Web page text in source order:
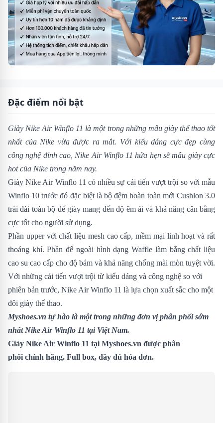
Đặc điểm nổi bật
Giày Nike Air Winflo 11 là một trong những mẫu giày thể thao tốt
nhất của Nike vừa được ra mắt. Với kiểu dáng cực đẹp cùng
công nghệ đỉnh cao, Nike Air Winflo 11 hứa hẹn sẽ mẫu giày cực
hot của Nike trong năm nay.
Giày Nike Air Winflo 11 có nhiều sự cải tiến vượt trội so với mẫu
Winflo 10 trước đó đặc biệt là bộ đệm hoàn toàn mới Cushlon 3.0
trài dài toàn bộ đế giày mang đến độ êm ái và khả năng cân bằng
cực tốt cho người sử dụng.
Phần upper với chất liệu mesh cao cấp, mềm mại linh hoạt và rất
thoáng khí. Phần đế ngoài hình dạng Waffle làm bằng chất liệu
cao su cao cấp cho độ bám và khả năng chống mài mòn tuyệt vời.
Với những cải tiến vượt trội từ kiểu dáng và công nghệ so với
phiên bản trước, Nike Air Winflo 11 là lựa chọn xuất sắc cho một
đôi giày thể thao.
Myshoes.vn tự hào là một trong những đơn vị phân phối sớm
nhất Nike Air Winflo 11 tại Việt Nam.
Giày Nike Air Winflo 11 tại Myshoes.vn được phân
phối chính hãng. Full box, đầy đủ hóa đơn.